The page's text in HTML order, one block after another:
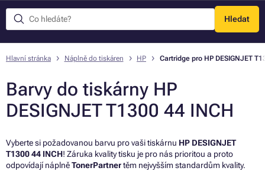
Hledat
Menu
Hlavní stránka Náplně do tiskáren HP Cartridge pro HP DESIGNJET
Barvy do tiskárny HP
DESIGNJET T1300 44 INCH
Vyberte si požadovanou barvu pro vaši tiskárnu HP DESIGNJET
T1300 44 INCH! Záruka kvality tisku je pro nás prioritou a proto
odpovídají náplněTonerPartnertěm nejvyšším standardům kvality.